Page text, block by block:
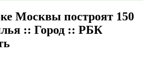
Москвы построят 150
:: Город :: РБК